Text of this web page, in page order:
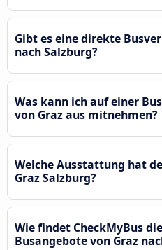
Gibt es eine direkte
nach Salzburg?
Was kann ich auf einer
von Graz aus mitnehmen?
Welche Ausstattung hat
Graz Salzburg?
Wie findet CheckMyBus
Busangebote von Graz